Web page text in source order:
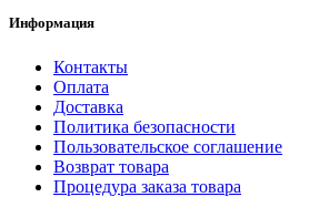
Информация
Контакты
Оплата
Доставка
Политика безопасности
Пользовательское соглашение
Возврат товара
Процедура заказа товара